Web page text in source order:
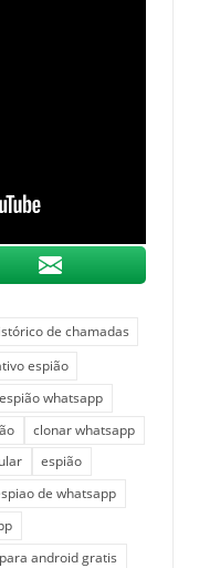
de chamadas
espião
whatsapp
clonar whatsapp
espião
de whatsapp
android gratis